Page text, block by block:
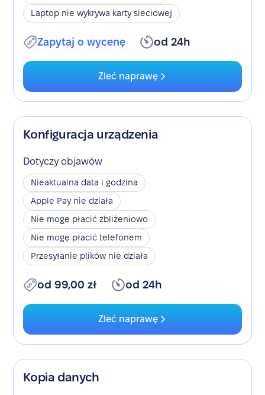
Laptop nie wykrywa karty sieciowej
Zapytaj o wycenę od 24h
Zleć naprawę
Konfiguracja urządzenia
Dotyczy objawów
Nieaktualna data i godzina
Apple Pay nie działa
Nie mogę płacić zbliżeniowo
Nie mogę płacić telefonem
Przesyłanie plików nie działa
od 99,00 zł od 24h
Zleć naprawę
Kopia danych